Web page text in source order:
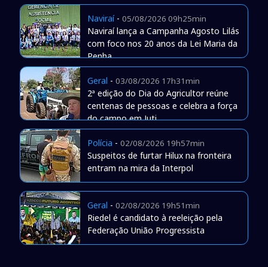
Naviraí- 05/08/2026 09h25min
Naviraí lança a Campanha Agosto Lilás
com foco nos 20 anos da Lei Maria da
Penha
Geral - 03/08/2026 17h31min
2ª edição do Dia do Agricultor reúne
centenas de pessoas e celebra a força
do campo em Juti
Polícia - 02/08/2026 19h57min
Suspeitos de furtar Hilux na fronteira
entram na mira da Interpol
Geral - 02/08/2026 19h51min
Riedel é candidato à reeleição pela
Federação União Progressista